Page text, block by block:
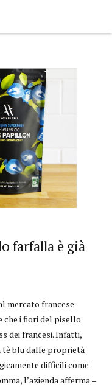
farfalla è già
mercato francese
che i fiori del pisello
dei francesi. Infatti,
tè blu dalle proprietà
difficili come
l’azienda afferma –